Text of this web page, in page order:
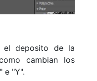
el deposito de la
cambian los
e "Y".